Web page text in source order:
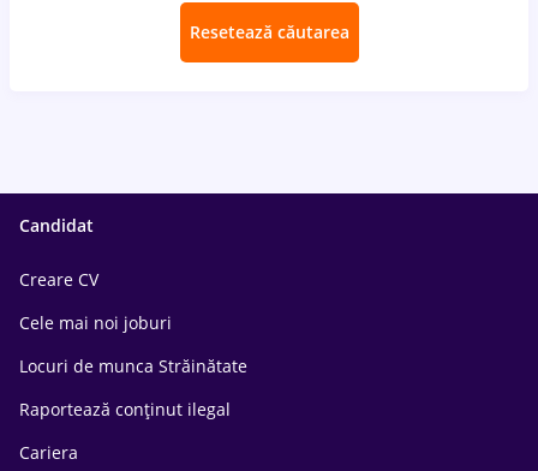
Resetează căutarea
Candidat
Creare CV
Cele mai noi joburi
Locuri de munca Străinătate
Raportează conținut ilegal
Cariera